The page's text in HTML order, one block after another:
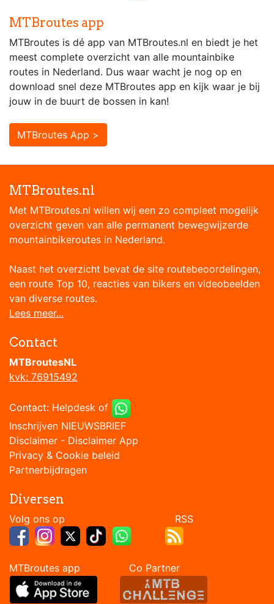
MTBroutes app
MTBroutes is dé app van MTBroutes.nl en biedt je het
meest complete overzicht van alle mountainbike
routes in Nederland. Dus waar wacht je nog op en
download snel deze MTBroutes app en kijk waar je bij
jouw in de buurt de bossen in kan!
MTBroutes App >
MTBroutes.nl
Met MTBroutes.nl willen wij een zo compleet mogelijk
overzicht geven van alle permanent bewegwijzerde
mountainbikeroutes in Nederland.
Naast het overzicht bevat de site routebeoordelingen,
een route Top 10, reacties van bikers en videobeelden
van diverse routes.
Lees meer...
Contact
MTBroutesNL
kvk: 76915492
Contact: Helpdesk of
Inschrijven NIEUWSBRIEF
Disclaimer - Disclaimer App
Privacy & Cookie beleid
Partnerbijdragen
Diversen
Volg ons op RSS
MTBroutes app Co Partner